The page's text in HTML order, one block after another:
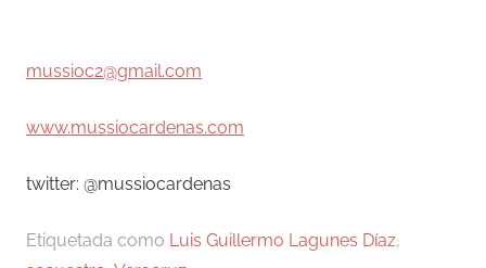
mussioc2@gmail.com
www.mussiocardenas.com
twitter: @mussiocardenas
Etiquetada como Luis Guillermo Lagunes Díaz,